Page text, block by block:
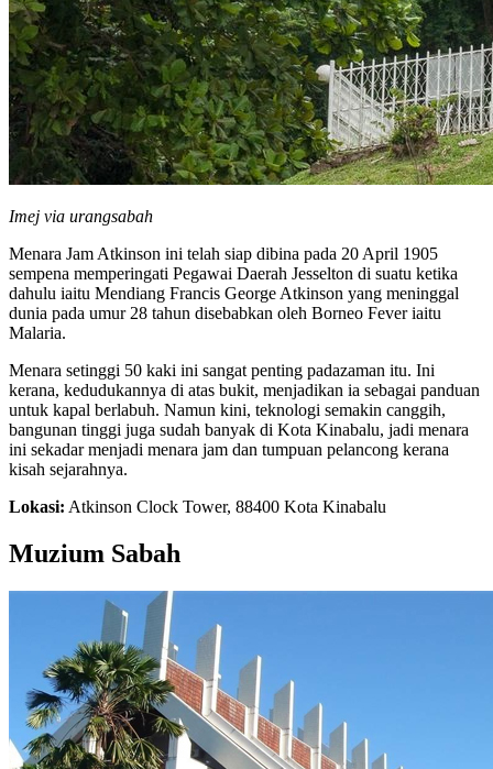
Imej via urangsabah
Menara Jam Atkinson ini telah siap dibina pada 20 April 1905
sempena memperingati Pegawai Daerah Jesselton di suatu ketika
dahulu iaitu Mendiang Francis George Atkinson yang meninggal
dunia pada umur 28 tahun disebabkan oleh Borneo Fever iaitu
Malaria.
Menara setinggi 50 kaki ini sangat penting padazaman itu. Ini
kerana, kedudukannya di atas bukit, menjadikan ia sebagai panduan
untuk kapal berlabuh. Namun kini, teknologi semakin canggih,
bangunan tinggi juga sudah banyak di Kota Kinabalu, jadi menara
ini sekadar menjadi menara jam dan tumpuan pelancong kerana
kisah sejarahnya.
Lokasi: Atkinson Clock Tower, 88400 Kota Kinabalu
Muzium Sabah